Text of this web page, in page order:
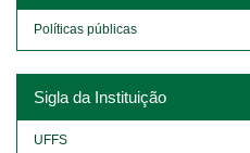
Políticas públicas
Sigla da Instituição
UFFS